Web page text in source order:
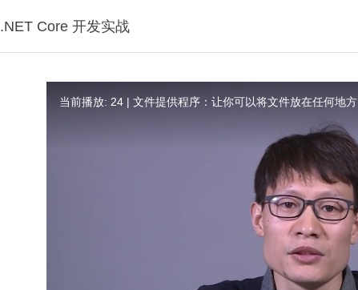
.NET Core 开发实战
当前播放: 24 | 文件提供程序：让你可以将文件放在任何地方